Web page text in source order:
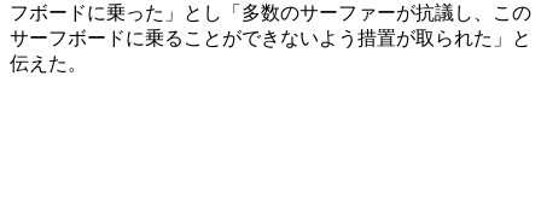
フボードに乗った」とし「多数のサーファーが抗議し、この
サーフボードに乗ることができないよう措置が取られた」と
伝えた。